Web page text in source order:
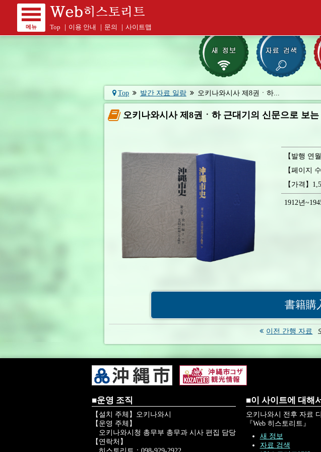
메뉴 Top 이용 안내 문의 사이트맵
Top 발간 자료 일람 오키나와시사 제8권ㆍ하...
오키나와시사 제8권ㆍ하 근대기의 신문으로 보
【발행 연
【페이지
【가격】
1912년
書籍購
이전 간행 자료
■운영 조직
【설치 주체】오키나와시
【운영 주체】
오키나와시청 총무부 총무과 시사 편집 담당
【연락처】
■이 사이트에 대해
오키나와시 전후 자료
『Web 히스토리트』
새 정보
자료 검색